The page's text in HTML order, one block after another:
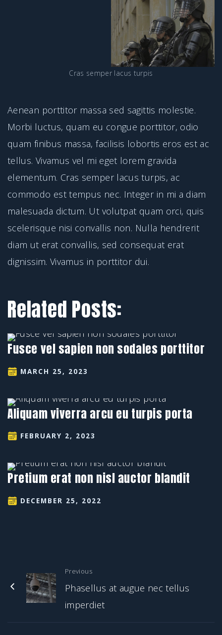
Cras semper lacus turpis
Aenean porttitor massa sed sagittis molestie.
Morbi luctus, quam eu congue porttitor, odio
quam finibus massa, facilisis lobortis eros est ac
tellus. Vivamus vel mi eget lorem gravida
elementum. Cras semper lacus turpis, ac
commodo est tempus nec. Integer in mi a diam
malesuada dictum. Ut volutpat quam orci, quis
scelerisque nisi convallis non. Nulla hendrerit
diam ut erat convallis, sed consequat erat
dignissim. Vivamus in porttitor dui.
Related Posts:
Fusce vel sapien non sodales porttitor
MARCH 25, 2023
Aliquam viverra arcu eu turpis porta
FEBRUARY 2, 2023
Pretium erat non nisl auctor blandit
DECEMBER 25, 2022
Previous
Phasellus at augue nec tellus
imperdiet